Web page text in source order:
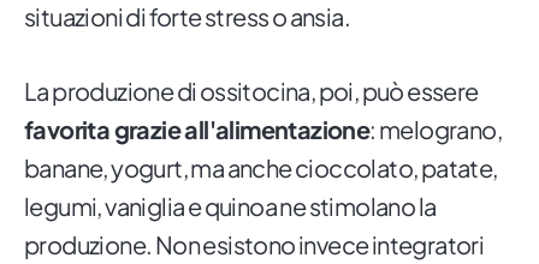
situazioni di forte stress o ansia.
La produzione di ossitocina, poi, può essere
favorita grazie all'alimentazione: melograno,
banane, yogurt, ma anche cioccolato, patate,
legumi, vaniglia e quinoa ne stimolano la
produzione. Non esistono invece integratori